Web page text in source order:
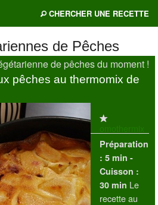
CHERCHER UNE RECETTE
de Pêches
de pêches du moment !
pêches au thermomix de
Préparation
: 5 min -
Cuisson :
30 min Le
recette au